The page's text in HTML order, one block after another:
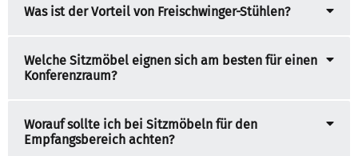
Was ist der Vorteil von Freischwinger-Stühlen?
Welche Sitzmöbel eignen sich am besten für einen
Konferenzraum?
Worauf sollte ich bei Sitzmöbeln für den
Empfangsbereich achten?